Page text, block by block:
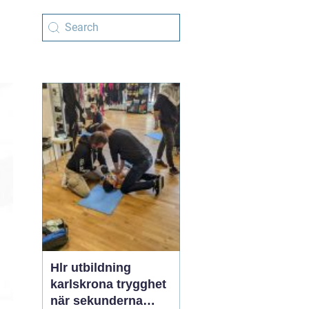
Hlr utbildning
karlskrona trygghet
när sekunderna